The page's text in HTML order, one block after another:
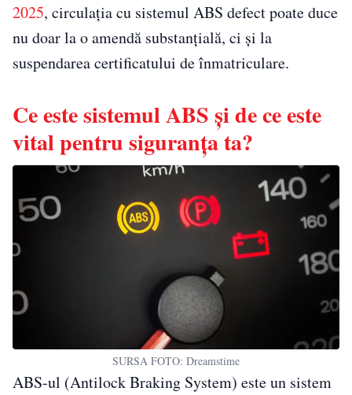
2025, circulația cu sistemul ABS defect poate duce
nu doar la o amendă substanțială, ci și la
suspendarea certificatului de înmatriculare.
Ce este sistemul ABS și de ce este
vital pentru siguranța ta?
SURSA FOTO: Dreamstime
ABS-ul (Antilock Braking System) este un sistem